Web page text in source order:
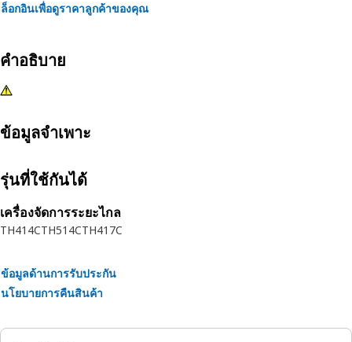
ล็อกอินเพื่อดูราคาลูกค้าของคุณ
คำอธิบาย
ข้อมูลจำเพาะ
รุ่นที่ใช้กันได้
เครื่องจัดการระยะไกล
TH414CTH514CTH417C
ข้อมูลด้านการรับประกัน
นโยบายการคืนสินค้า